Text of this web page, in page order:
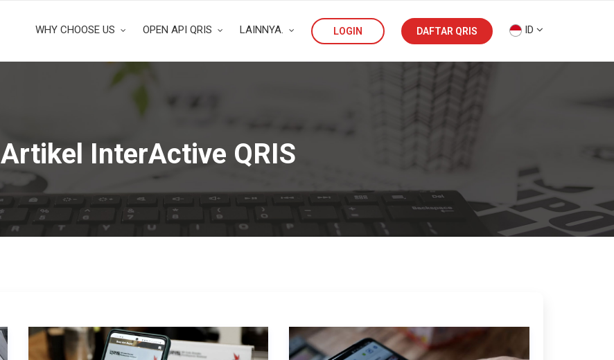
WHY CHOOSE US OPEN API QRIS LAINNYA. LOGIN DAFTAR QRIS ID
Artikel InterActive QRIS